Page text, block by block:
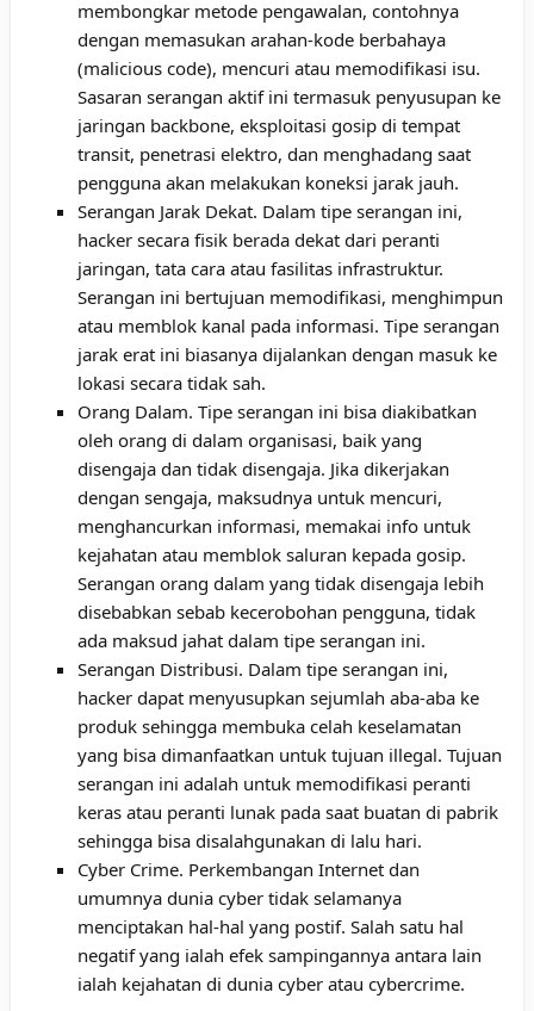
membongkar metode pengawalan, contohnya
dengan memasukan arahan-kode berbahaya
(malicious code), mencuri atau memodifikasi isu.
Sasaran serangan aktif ini termasuk penyusupan ke
jaringan backbone, eksploitasi gosip di tempat
transit, penetrasi elektro, dan menghadang saat
pengguna akan melakukan koneksi jarak jauh.
Serangan Jarak Dekat. Dalam tipe serangan ini,
hacker secara fisik berada dekat dari peranti
jaringan, tata cara atau fasilitas infrastruktur.
Serangan ini bertujuan memodifikasi, menghimpun
atau memblok kanal pada informasi. Tipe serangan
jarak erat ini biasanya dijalankan dengan masuk ke
lokasi secara tidak sah.
Orang Dalam. Tipe serangan ini bisa diakibatkan
oleh orang di dalam organisasi, baik yang
disengaja dan tidak disengaja. Jika dikerjakan
dengan sengaja, maksudnya untuk mencuri,
menghancurkan informasi, memakai info untuk
kejahatan atau memblok saluran kepada gosip.
Serangan orang dalam yang tidak disengaja lebih
disebabkan sebab kecerobohan pengguna, tidak
ada maksud jahat dalam tipe serangan ini.
Serangan Distribusi. Dalam tipe serangan ini,
hacker dapat menyusupkan sejumlah aba-aba ke
produk sehingga membuka celah keselamatan
yang bisa dimanfaatkan untuk tujuan illegal. Tujuan
serangan ini adalah untuk memodifikasi peranti
keras atau peranti lunak pada saat buatan di pabrik
sehingga bisa disalahgunakan di lalu hari.
Cyber Crime. Perkembangan Internet dan
umumnya dunia cyber tidak selamanya
menciptakan hal-hal yang postif. Salah satu hal
negatif yang ialah efek sampingannya antara lain
ialah kejahatan di dunia cyber atau cybercrime.